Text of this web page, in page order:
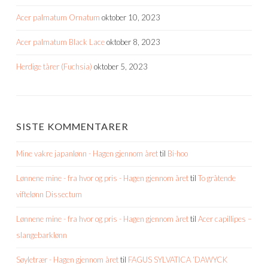
Acer palmatum Ornatum oktober 10, 2023
Acer palmatum Black Laceoktober 8, 2023
Herdige tårer (Fuchsia) oktober 5, 2023
SISTE KOMMENTARER
Mine vakre japanlønn - Hagen gjennom årettil Bi-hoo
Lønnene mine - fra hvor og pris - Hagen gjennom årettil To gråtende
viftelønn Dissectum
Lønnene mine - fra hvor og pris - Hagen gjennom årettil Acer capillipes –
slangebarklønn
Søyletrær - Hagen gjennom årettil FAGUS SYLVATICA ‘DAWYCK